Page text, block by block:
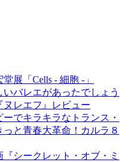
展「Cells - 細胞 -」
バレエがあったでしょう
レエフ』レビュー
でキラキラなトランス・
と青春大革命！カルラ８
シークレット・オブ・ミ